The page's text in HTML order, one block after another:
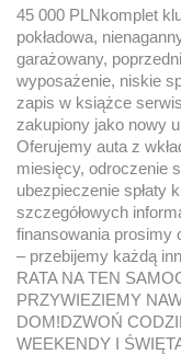
45 000 PLNkomplet
pokładowa,
garażowany,
wyposażenie, niskie
zapis w książce
zakupiony jako nowy
Oferujemy auta z
miesięcy, odroczenie
ubezpieczenie spłaty
szczegółowych
finansowania prosimy
– przebijemy każdą
RATA NA TEN
PRZYWIEZIEMY
DOM!DZWOŃ
WEEKENDY I